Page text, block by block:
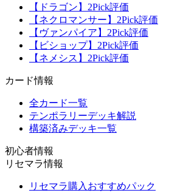
【ドラゴン】2Pick評価
【ネクロマンサー】2Pick評価
【ヴァンパイア】2Pick評価
【ビショップ】2Pick評価
【ネメシス】2Pick評価
カード情報
全カード一覧
テンポラリーデッキ解説
構築済みデッキ一覧
初心者情報
リセマラ情報
リセマラ購入おすすめパック